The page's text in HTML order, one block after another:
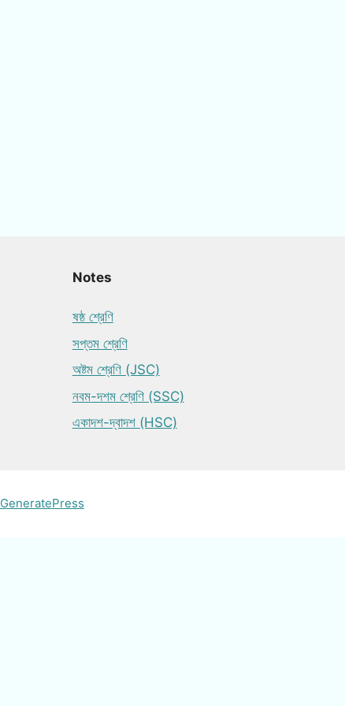
Notes
ষষ্ঠ শ্রেণি
সপ্তম শ্রেণি
অষ্টম শ্রেণি (JSC)
নবম-দশম শ্রেণি (SSC)
একাদশ-দ্বাদশ (HSC)
GeneratePress